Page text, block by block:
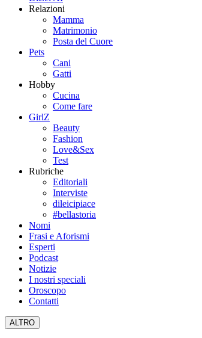
Relazioni
Mamma
Matrimonio
Posta del Cuore
Pets
Cani
Gatti
Hobby
Cucina
Come fare
GirlZ
Beauty
Fashion
Love&Sex
Test
Rubriche
Editoriali
Interviste
dileicipiace
#bellastoria
Nomi
Frasi e Aforismi
Esperti
Podcast
Notizie
I nostri speciali
Oroscopo
Contatti
ALTRO